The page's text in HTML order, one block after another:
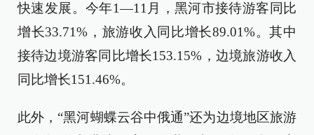
快速发展。今年1—11月，黑河市接待游客同比
增长33.71%，旅游收入同比增长89.01%。其中
接待边境游客同比增长153.15%，边境旅游收入
同比增长151.46%。
此外，“黑河蝴蝶云谷中俄通”还为边境地区旅游